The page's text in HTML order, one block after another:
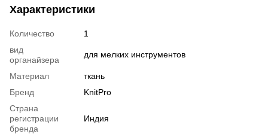
Характеристики
Количество
1
вид
органайзера
для мелких инструментов
Материал
ткань
Бренд
KnitPro
Страна
регистрации
бренда
Индия